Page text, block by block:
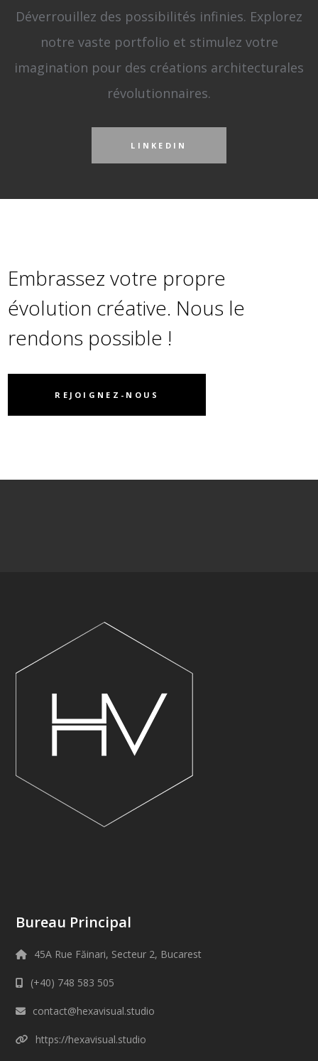
Déverrouillez des possibilités infinies. Explorez
notre vaste portfolio et stimulez votre
imagination pour des créations architecturales
révolutionnaires.
LINKEDIN
Embrassez votre propre
évolution créative. Nous le
rendons possible !
REJOIGNEZ-NOUS
Bureau Principal
45A Rue Făinari, Secteur 2, Bucarest
(+40) 748 583 505
contact@hexavisual.studio
https://hexavisual.studio